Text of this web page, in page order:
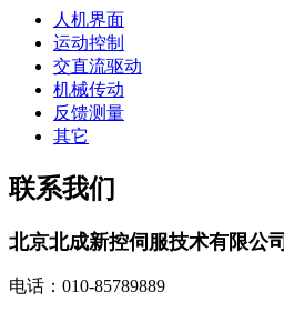
人机界面
运动控制
交直流驱动
机械传动
反馈测量
其它
联系我们
北京北成新控伺服技术有限公司
电话：010-85789889